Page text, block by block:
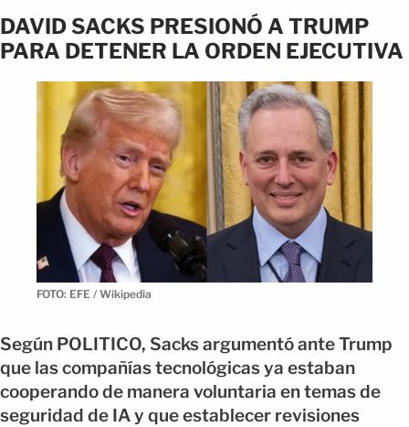
DAVID SACKS PRESIONÓ A TRUMP
PARA DETENER LA ORDEN EJECUTIVA
FOTO: EFE / Wikipedia
Según POLITICO, Sacks argumentó ante Trump
que las compañías tecnológicas ya estaban
cooperando de manera voluntaria en temas de
seguridad de IA y que establecer revisiones